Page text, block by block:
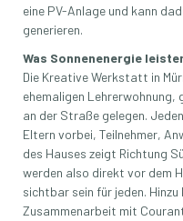
eine PV-Anlage und kann
generieren.
Was Sonnenenergie
Die Kreative Werkstatt in
ehemaligen Lehrerwohnung,
an der Straße gelegen.
Eltern vorbei, Teilnehmer,
des Hauses zeigt Richtung
werden also direkt vor dem
sichtbar sein für jeden.
Zusammenarbeit mit